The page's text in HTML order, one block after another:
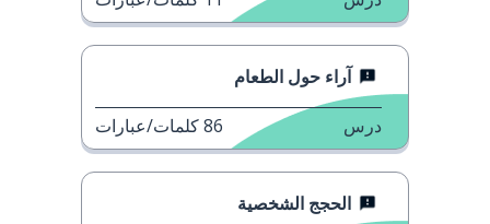
آراء حول الطعام
درس 86كلمات/عبارات
الحجج الشخصية